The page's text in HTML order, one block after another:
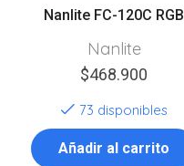
Nanlite FC-120C RGB
Nanlite
$468.900
73 disponibles
Añadir al carrito